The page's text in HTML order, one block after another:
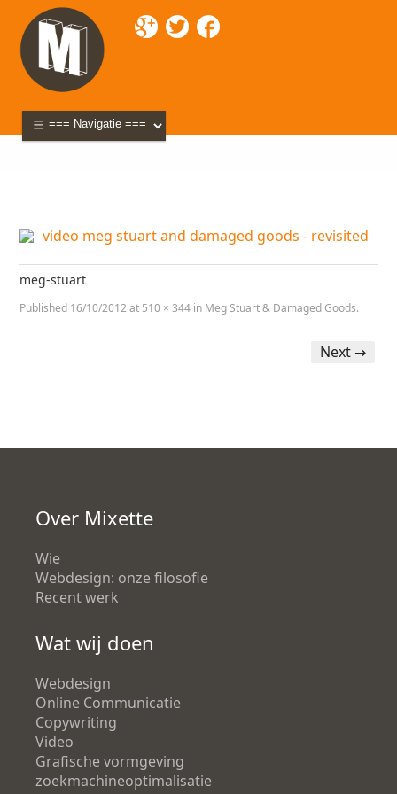
meg-stuart
Published 16/10/2012 at 510 × 344 in Meg Stuart & Damaged Goods.
Next →
Over Mixette
Wie
Webdesign: onze filosofie
Recent werk
Wat wij doen
Webdesign
Online Communicatie
Copywriting
Video
Grafische vormgeving
zoekmachineoptimalisatie